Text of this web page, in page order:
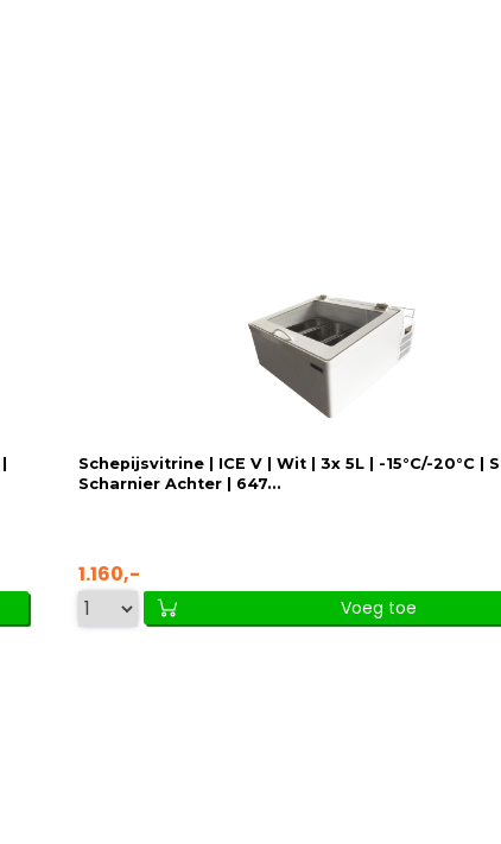
Schepijsvitrine | ICE V | Wit | 3x 5L | -15°C/-20°C |
Scharnier Achter | 647...
1.160,-
Voeg toe